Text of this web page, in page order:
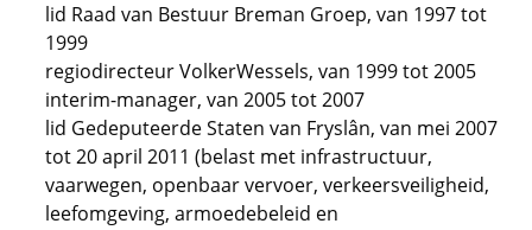
lid Raad van Bestuur Breman Groep, van 1997 tot
1999
regiodirecteur VolkerWessels, van 1999 tot 2005
interim-manager, van 2005 tot 2007
lid Gedeputeerde Staten van Fryslân, van mei 2007
tot 20 april 2011 (belast met infrastructuur,
vaarwegen, openbaar vervoer, verkeersveiligheid,
leefomgeving, armoedebeleid en